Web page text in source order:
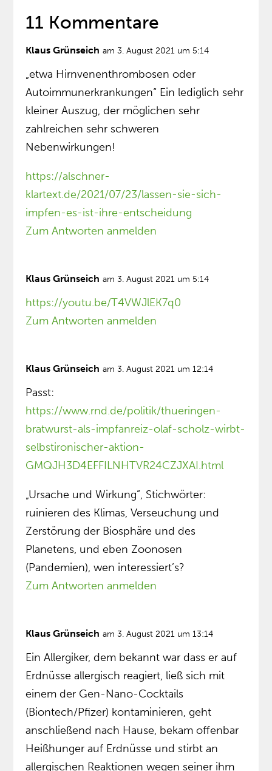
11 Kommentare
Klaus Grünseich am 3. August 2021 um 5:14
„etwa Hirnvenenthrombosen oder
Autoimmunerkrankungen“ Ein lediglich sehr
kleiner Auszug, der möglichen sehr
zahlreichen sehr schweren
Nebenwirkungen!
https://alschner-
klartext.de/2021/07/23/lassen-sie-sich-
impfen-es-ist-ihre-entscheidung
Zum Antworten anmelden
Klaus Grünseich am 3. August 2021 um 5:14
https://youtu.be/T4VWJlEK7q0
Zum Antworten anmelden
Klaus Grünseich am 3. August 2021 um 12:14
Passt:
https://www.rnd.de/politik/thueringen-
bratwurst-als-impfanreiz-olaf-scholz-wirbt-
selbstironischer-aktion-
GMQJH3D4EFFILNHTVR24CZJXAI.html
„Ursache und Wirkung”, Stichwörter:
ruinieren des Klimas, Verseuchung und
Zerstörung der Biosphäre und des
Planetens, und eben Zoonosen
(Pandemien), wen interessiert’s?
Zum Antworten anmelden
Klaus Grünseich am 3. August 2021 um 13:14
Ein Allergiker, dem bekannt war dass er auf
Erdnüsse allergisch reagiert, ließ sich mit
einem der Gen-Nano-Cocktails
(Biontech/Pfizer) kontaminieren, geht
anschließend nach Hause, bekam offenbar
Heißhunger auf Erdnüsse und stirbt an
allergischen Reaktionen wegen seiner ihm